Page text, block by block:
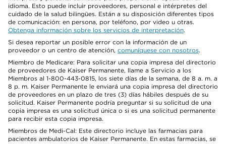
idioma. Esto puede incluir proveedores, personal e intérpretes del
cuidado de la salud bilingües. Están a su disposición diferentes tipos
de comunicación: en persona, por teléfono, por video u otras.
Obtenga información sobre los servicios de interpretación.
Si desea reportar un posible error con la información de un
proveedor o un centro de atención, comuníquese con nosotros.
Miembro de Medicare: Para solicitar una copia impresa del directorio
de proveedores de Kaiser Permanente, llame a Servicio a los
Miembros al 1-800-443-0815, los siete días de la semana, de 8 a. m. a
8 p. m. Kaiser Permanente le enviará una copia impresa del directorio
de proveedores en un plazo de tres (3) días hábiles después de su
solicitud. Kaiser Permanente podría preguntar si su solicitud de una
copia impresa es una solicitud única o si es una solicitud permanente
para recibir esta copia impresa.
Miembros de Medi-Cal: Este directorio incluye las farmacias para
pacientes ambulatorios de Kaiser Permanente. En estas farmacias, se